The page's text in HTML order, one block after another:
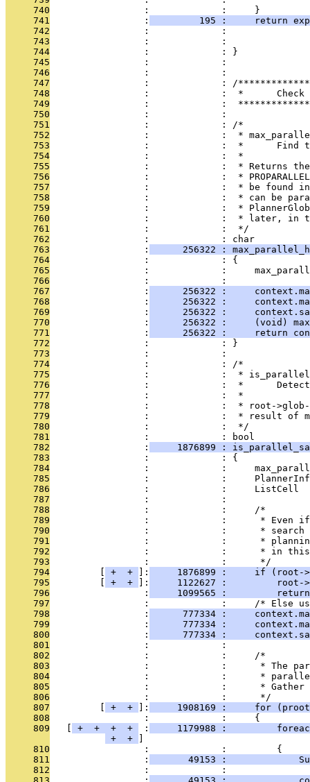
     740
                 :             :     }
     741
                 :
195 :     return
     742
:             :
     743
:             :
     744
                 :             : }
     745
                 :             :
     746
                 :             :
     747
:             : /
     748
:             :  *
     749
:             :
     750
                 :             :
     751
                 :             : /*
     752
:             :  *
     753
:             :  *      Find
     754
                 :             :  *
     755
:             :  * Returns
     756
:             :  *
     757
:             :  * be found
     758
:             :  * can be
     759
:             :  *
     760
:             :  * later, in
     761
                 :             :  */
     762
                 :             : char
     763
                 :
256322 :
     764
                 :             : {
     765
:             :
     766
                 :             :
     767
                 :
256322 :
     768
                 :
256322 :
     769
                 :
256322 :
     770
                 :
256322 :     (void)
     771
                 :
256322 :     return
     772
                 :             : }
     773
                 :             :
     774
                 :             : /*
     775
:             :  *
     776
:             :  *
     777
                 :             :  *
     778
:             :  * root-
     779
:             :  * result of
     780
                 :             :  */
     781
                 :             : bool
     782
                 :
1876899 :
     783
                 :             : {
     784
:             :
     785
:             :
     786
:             :     ListCell
     787
                 :             :
     788
                 :             :     /*
     789
:             :      * Even
     790
:             :      *
     791
:             :      *
     792
:             :      * in
     793
                 :             :      */
     794
+ + ]:
1876899 :     if (root-
     795
+ + ]:
1122627 :         root-
     796
                 :
1099565 :
     797
:             :     /* Else
     798
                 :
777334 :
     799
                 :
777334 :
     800
                 :
777334 :
     801
                 :             :
     802
                 :             :     /*
     803
:             :      * The
     804
:             :      *
     805
:             :      *
     806
                 :             :      */
     807
+ + ]:
1908169 :     for
     808
                 :             :     {
     809
+ + + + :
1179988 :
+
+
     810
                 :             :         {
     811
                 :
49153 :
     812
                 :             :